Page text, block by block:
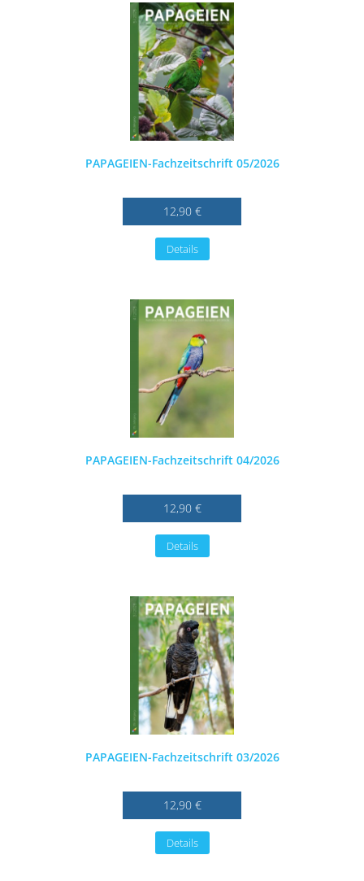
PAPAGEIEN-Fachzeitschrift 05/2026
12,90 €
Details
PAPAGEIEN-Fachzeitschrift 04/2026
12,90 €
Details
PAPAGEIEN-Fachzeitschrift 03/2026
12,90 €
Details